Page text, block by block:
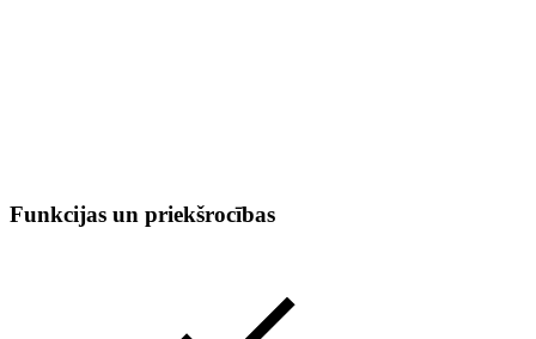
Funkcijas un priekšrocības